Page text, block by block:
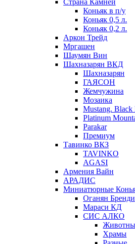
Страна Камней
Коньяк в п/у
Коньяк 0,5 л.
Коньяк 0,2 л.
Аркон Трейд
Мргашен
Шаумян Вин
Шахназарян ВКД
Шахназарян
ГАЯСОН
Жемчужина
Мозаика
Mustang. Black
Platinum
Parakar
Премиум
Тавинко ВКЗ
TAVINKO
AGASI
Армения Вайн
АРАДИС
Миниатюрные
Оганян Бренди
Мараси КД
СИС АЛКО
Храмы